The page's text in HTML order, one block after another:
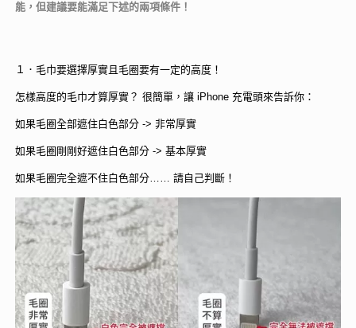
能，但建議要能滿足下述的兩項條件！
１．毛巾要選擇厚實且毛圈要有一定的高度！
怎樣高度的毛巾才算厚實？ 很簡單，讓 iPhone 充電頭來告訴你：
如果毛圈全部遮住白色部分 -> 非常厚實
如果毛圈剛剛好遮住白色部分 -> 基本厚實
如果毛圈完全遮不住白色部分…… 請自己判斷！